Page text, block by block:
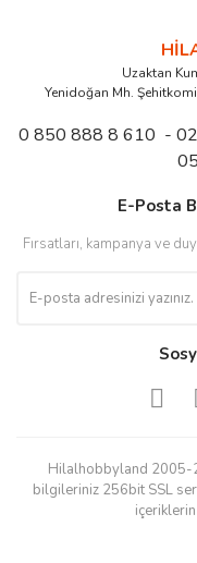
Uzaktan
Yenidoğan Mh.
0 850 888 8 610 -
E-Posta
Fırsatları, kampanya ve
Hilalhobbyland 2005-
bilgileriniz 256bit SSL
içeriklerin